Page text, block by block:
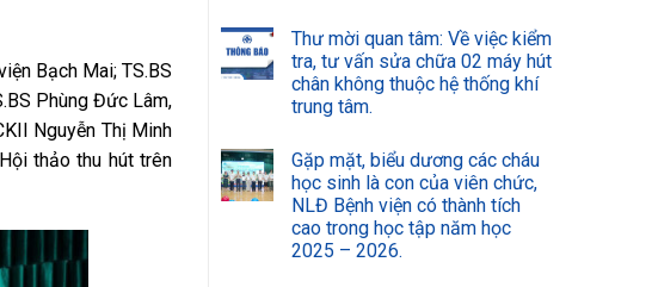
Bạch Mai; TS.BS
Phùng Đức Lâm,
Nguyễn Thị Minh
thảo thu hút trên
Thư mời quan tâm: Về việc kiểm
tra, tư vấn sửa chữa 02 máy hút
chân không thuộc hệ thống khí
trung tâm.
Gặp mặt, biểu dương các cháu
học sinh là con của viên chức,
NLĐ Bệnh viện có thành tích
cao trong học tập năm học
2025 – 2026.